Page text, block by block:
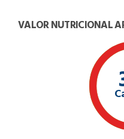
VALOR NUTRICIONAL